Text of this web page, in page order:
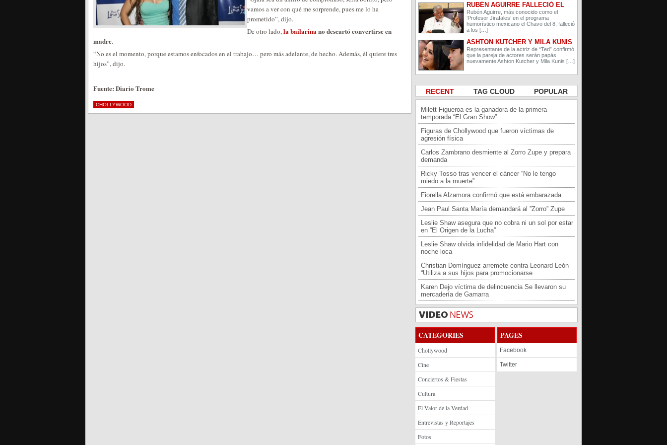
vamos a ver con qué me sorprende, pues me lo ha
prometido”, dijo.
De otro lado,la bailarinano descartó convertirse en
madre.
“No es el momento, porque estamos enfocados en el trabajo… pero más adelante, de hecho. Además, él quiere tres
hijos”, dijo.
Fuente: Diario Trome
CHOLLYWOOD
RUBÉN AGUIRRE FALLECIÓ EL
PROFESOR JIRAFALES DE EL
CHAVO DEL 8
Rubén Aguirre, más conocido como el
‘Profesor Jirafales’ en el programa
humorístico mexicano el Chavo del 8, falleció
a los […]
ASHTON KUTCHER Y MILA KUNIS
ESPERAN A SU SEGUNDO HIJO
Representante de la actriz de “Ted” confirmó
que la pareja de actores serán papás
nuevamente Ashton Kutcher y Mila Kunis […]
RECENT TAG CLOUD POPULAR
Milett Figueroa es la ganadora de la primera
temporada “El Gran Show”
Figuras de Chollywood que fueron víctimas de
agresión física
Carlos Zambrano desmiente al Zorro Zupe y prepara
demanda
Ricky Tosso tras vencer el cáncer “No le tengo
miedo a la muerte”
Fiorella Alzamora confirmó que está embarazada
Jean Paul Santa María demandará al ”Zorro” Zupe
Leslie Shaw asegura que no cobra ni un sol por estar
en ”El Origen de la Lucha”
Leslie Shaw olvida infidelidad de Mario Hart con
noche loca
Christian Domínguez arremete contra Leonard León
“Utiliza a sus hijos para promocionarse
Karen Dejo víctima de delincuencia Se llevaron su
mercadería de Gamarra
CATEGORIES
Chollywood
Cine
Conciertos & Fiestas
Cultura
El Valor de la Verdad
Entrevistas y Reportajes
Fotos
PAGES
Facebook
Twitter